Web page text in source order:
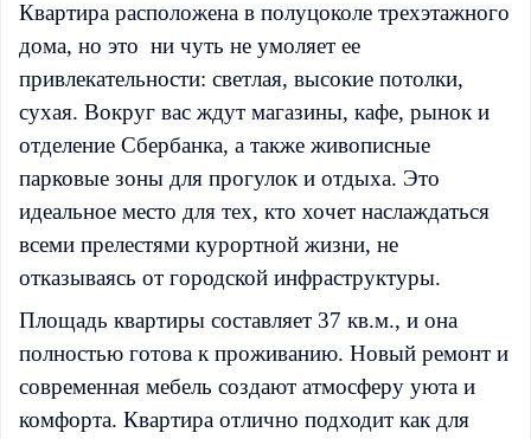
Квартира расположена в полуцоколе трехэтажного
дома, но это ни чуть не умоляет ее
привлекательности: светлая, высокие потолки,
суxая. Вокруг вас ждут магазины, кафе, рынок и
отделение Сбербанка, а также живописные
парковые зоны для прогулок и отдыха. Это
идеальное место для тех, кто хочет наслаждаться
всеми прелестями курортной жизни, не
отказываясь от городской инфраструктуры.
Площадь квартиры составляет 37 кв.м., и она
полностью готова к проживанию. Новый ремонт и
современная мебель создают атмосферу уюта и
комфорта. Квартира отлично подходит как для